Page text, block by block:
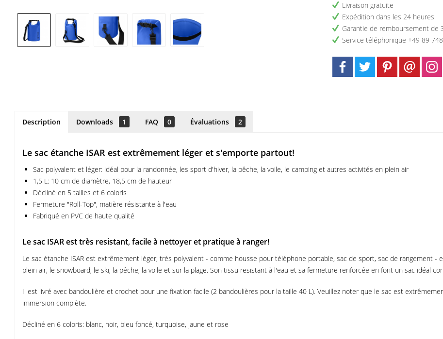
Livraison gratuite
Expédition dans les 24 heures
Garantie de remboursement de
Service téléphonique +49 89
Description Downloads 1 FAQ 0 Évaluations 2
Le sac étanche ISAR est extrêmement léger et s'emporte partout!
Sac polyvalent et léger: idéal pour la randonnée, les sport d'hiver, la pêche, la voile, le camping et autres activités en plein air
1,5 L: 10 cm de diamètre, 18,5 cm de hauteur
Décliné en 5 tailles et 6 coloris
Fermeture "Roll-Top", matière résistante à l'eau
Fabriqué en PVC de haute qualité
Le sac ISAR est très resistant, facile à nettoyer et pratique à ranger!
Le sac étanche ISAR est extrêmement léger, très polyvalent - comme housse pour téléphone portable, sac de sport, sac de rangement -
plein air, le snowboard, le ski, la pêche, la voile et sur la plage. Son tissu resistant à l'eau et sa fermeture renforcée en font un sac idéal
Il est livré avec bandoulière et crochet pour une fixation facile (2 bandoulières pour la taille 40 L). Veuillez noter que le sac est
immersion complète.
Décliné en 6 coloris: blanc, noir, bleu foncé, turquoise, jaune et rose